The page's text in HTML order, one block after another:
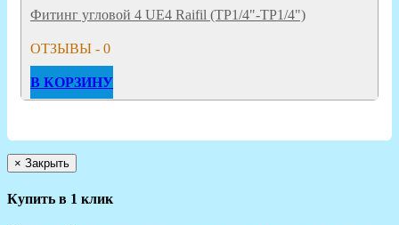
Фитинг угловой 4 UE4 Raifil (ТР1/4"-ТР1/4")
ОТЗЫВЫ - 0
В КОРЗИНУ
× Закрыть
Купить в 1 клик